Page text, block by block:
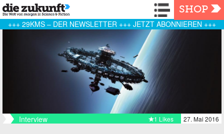
Navigation
SHOP
+++ 29KMS – DER NEWSLETTER +++ JETZT ABONNIEREN +++
Interview 27. Mai 2016
1 Likes